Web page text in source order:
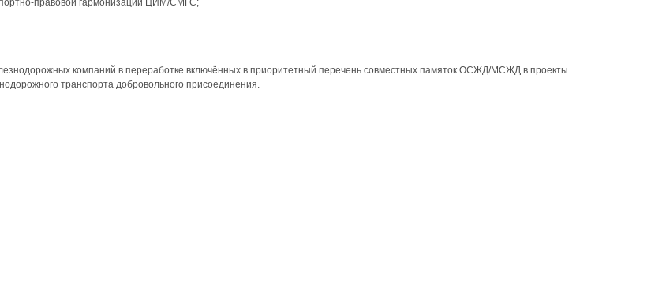
правовой гармонизации ЦИМ/СМГС;
компаний в переработке включённых в приоритетный перечень совместных памяток ОСЖД/МСЖД в проекты
транспорта добровольного присоединения.